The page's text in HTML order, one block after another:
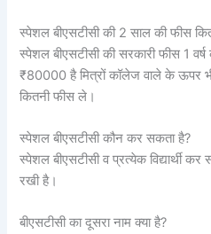
स्पेशल बीएसटीसी की 2 साल की फीस
स्पेशल बीएसटीसी की सरकारी फीस 1
₹80000 है मित्रों कॉलेज वाले के ऊपर
कितनी फीस ले।
स्पेशल बीएसटीसी कौन कर सकता है?
स्पेशल बीएसटीसी व प्रत्येक विद्यार्थी
रखी है।
बीएसटीसी का दूसरा नाम क्या है?